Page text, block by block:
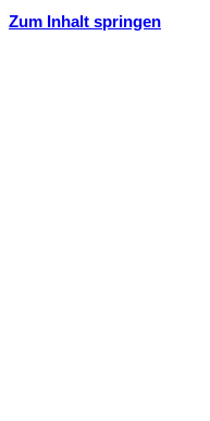
Zum Inhalt springen